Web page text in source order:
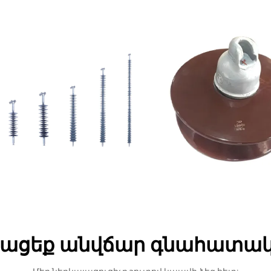
անվճար